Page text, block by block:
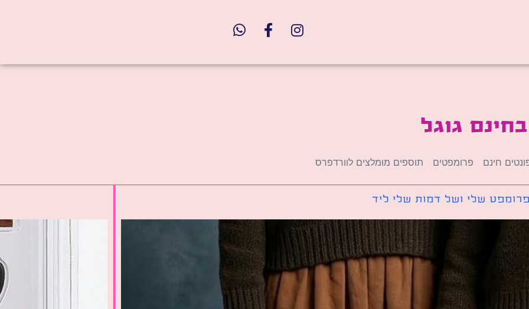
גוגל
חינם פרומפטים תוספים מומלצים לוורדפרס
שלי ושל דמות שלי ליד